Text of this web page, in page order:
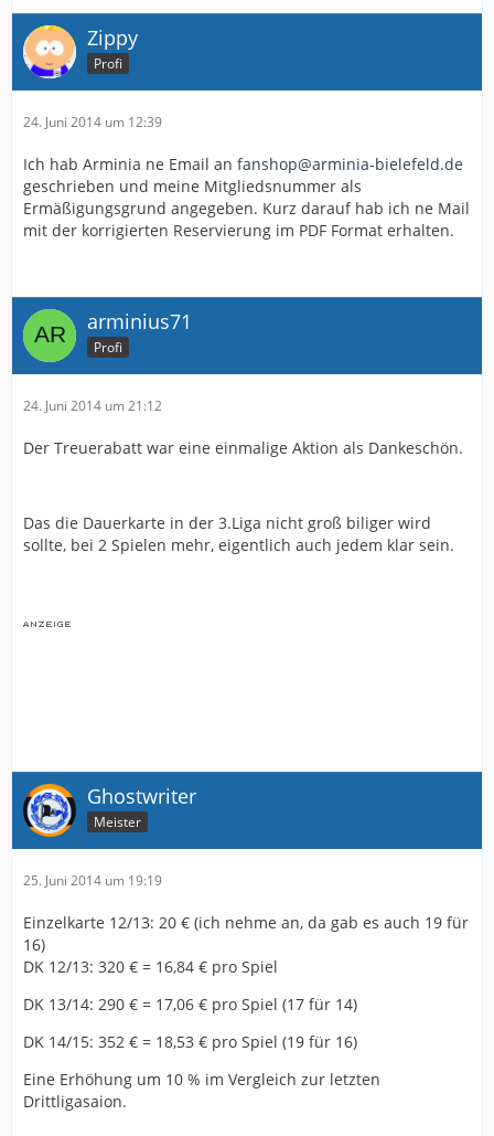
Zippy
Profi
24. Juni 2014 um 12:39
Ich hab Arminia ne Email an fanshop@arminia-bielefeld.de
geschrieben und meine Mitgliedsnummer als
Ermäßigungsgrund angegeben. Kurz darauf hab ich ne Mail
mit der korrigierten Reservierung im PDF Format erhalten.
arminius71
Profi
24. Juni 2014 um 21:12
Der Treuerabatt war eine einmalige Aktion als Dankeschön.
Das die Dauerkarte in der 3.Liga nicht groß biliger wird
sollte, bei 2 Spielen mehr, eigentlich auch jedem klar sein.
Ghostwriter
Meister
25. Juni 2014 um 19:19
Einzelkarte 12/13: 20 € (ich nehme an, da gab es auch 19 für
16)
DK 12/13: 320 € = 16,84 € pro Spiel
DK 13/14: 290 € = 17,06 € pro Spiel (17 für 14)
DK 14/15: 352 € = 18,53 € pro Spiel (19 für 16)
Eine Erhöhung um 10 % im Vergleich zur letzten
Drittligasaion.